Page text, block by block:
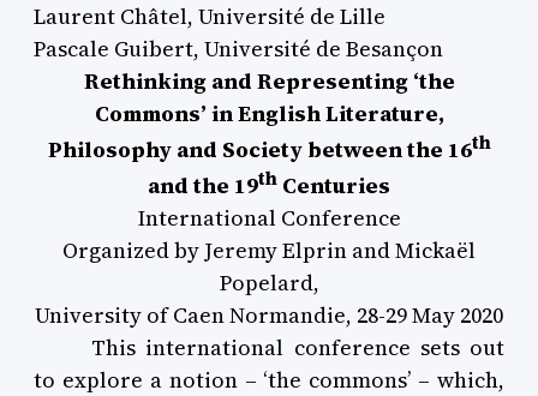
Laurent Châtel, Université de Lille
Pascale Guibert, Université de Besançon
Rethinking and Representing ‘the
Commons’ in English Literature,
Philosophy and Society between the 16th
and the 19th Centuries
International Conference
Organized by Jeremy Elprin and Mickaël
Popelard,
University of Caen Normandie, 28-29 May 2020
This international conference sets out
to explore a notion – ‘the commons’ – which,